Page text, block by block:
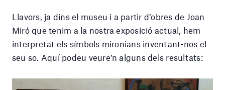
Llavors, ja dins el museu i a partir d’obres de Joan
Miró que tenim a la nostra exposició actual, hem
interpretat els símbols mironians inventant-nos el
seu so. Aquí podeu veure’n alguns dels resultats:
Reproductor